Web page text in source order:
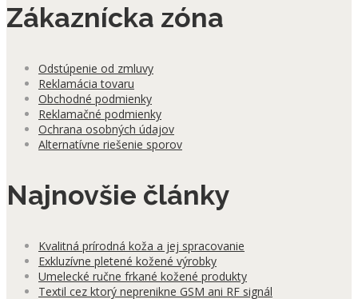
Zákaznícka zóna
Odstúpenie od zmluvy
Reklamácia tovaru
Obchodné podmienky
Reklamačné podmienky
Ochrana osobných údajov
Alternatívne riešenie sporov
Najnovšie články
Kvalitná prírodná koža a jej spracovanie
Exkluzívne pletené kožené výrobky
Umelecké ručne frkané kožené produkty
Textil cez ktorý neprenikne GSM ani RF signál